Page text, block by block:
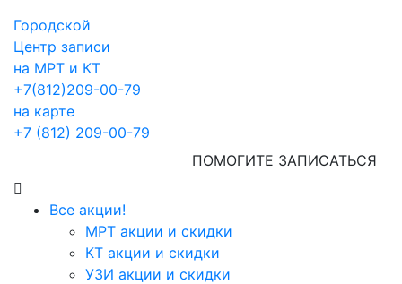
Городской
Центр записи
на МРТ и КТ
+7(812)209-00-79
на карте
+7 (812) 209-00-79
ПОМОГИТЕ ЗАПИСАТЬСЯ
Все акции!
МРТ акции и скидки
КТ акции и скидки
УЗИ акции и скидки